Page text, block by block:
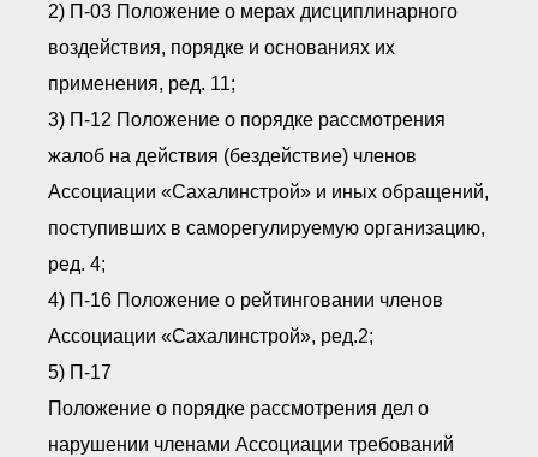
Работа в Общественных советах
Законодательство РФ по
переподготовка
2) П-03 Положение о мерах дисциплинарного
воздействия, порядке и основаниях их
применения, ред. 11;
3) П-12 Положение о порядке рассмотрения
жалоб на действия (бездействие) членов
Ассоциации «Сахалинстрой» и иных обращений,
поступивших в саморегулируемую организацию,
ред. 4;
4) П-16 Положение о рейтинговании членов
Ассоциации «Сахалинстрой», ред.2;
5) П-17
Положение о порядке рассмотрения дел о
нарушении членами Ассоциации требований